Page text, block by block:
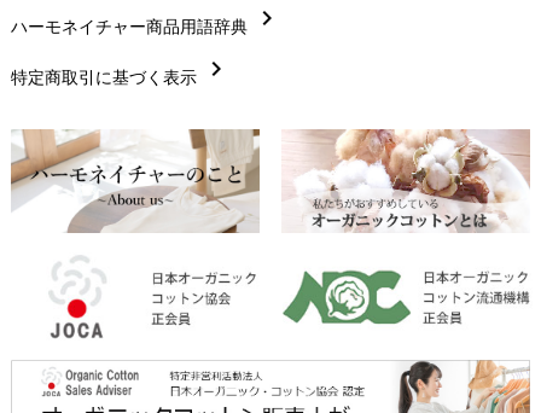
レビューを書こうchevron_right
返品交換chevron_right
FAXでのご注文 chevron_right
お問い合わせchevron_right
ハーモネイチャー商品用語辞典 chevron_right
特定商取引に基づく表示 chevron_right